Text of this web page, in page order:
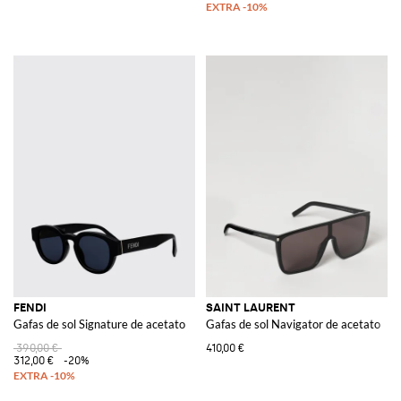
FENDI
Gafas de sol Signature de acetato
390,00 €
312,00 €
-20%
SAINT LAURENT
Gafas de sol Navigator de acetato
410,00 €